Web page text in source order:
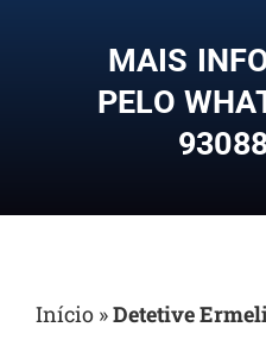
MAIS
PELO
Início »Detetive